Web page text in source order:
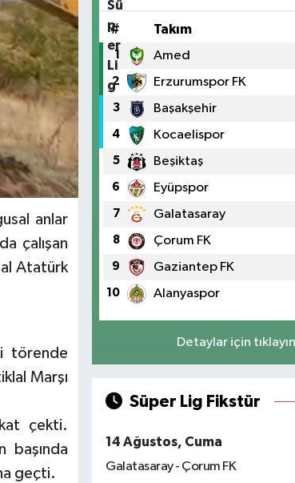
anlar
çalışan
Atatürk
törende
Marşı
çekti.
başında
geçti.
# Takım
1 Amed
2 Erzurumspor FK
3 Başakşehir
4 Kocaelispor
5 Beşiktaş
6 Eyüpspor
7 Galatasaray
8 Çorum FK
9 Gaziantep FK
10 Alanyaspor
Detaylar için tıklayın
Süper Lig Fikstür
14 Ağustos, Cuma
Galatasaray - Çorum FK